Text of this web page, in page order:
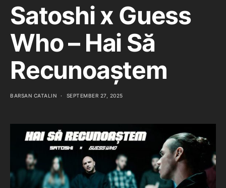
Satoshi x Guess
Who – Hai Să
Recunoaștem
BARSAN CATALIN SEPTEMBER 27, 2025